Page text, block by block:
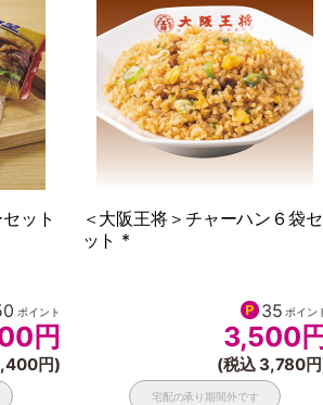
ット
ポイント
円
円)
＜大阪王将＞チャーハン６袋セ
ット *
35 ポイン
3,500 円
(税込 3,780
宅配の承り期間外です